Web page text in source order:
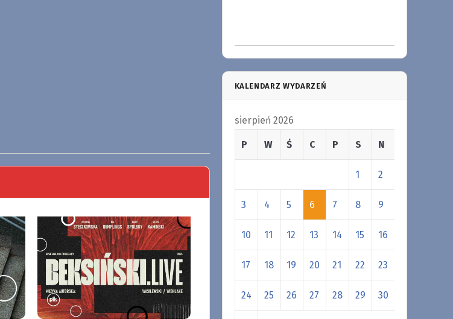
KALENDARZ WYDARZEŃ
sierpień 2026
P W Ś C P S N
1 2
3 4 5 6 7 8 9
10 11 12 13 14 15 16
17 18 19 20 21 22 23
24 25 26 27 28 29 30